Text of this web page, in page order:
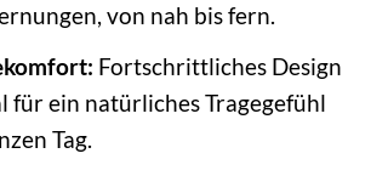
von nah bis fern.
Fortschrittliches Design
für ein natürliches Tragegefühl
Tag.